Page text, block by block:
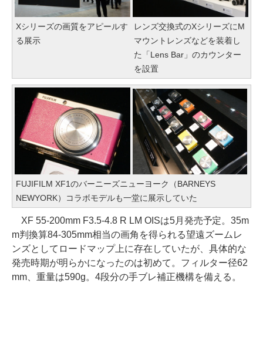
Xシリーズの画質をアピールす
る展示
レンズ交換式のXシリーズにM
マウントレンズなどを装着し
た「Lens Bar」のカウンター
を設置
FUJIFILM XF1のバーニーズニューヨーク（BARNEYS
NEWYORK）コラボモデルも一堂に展示していた
XF 55-200mm F3.5-4.8 R LM OISは5月発売予定。35m
m判換算84-305mm相当の画角を得られる望遠ズームレ
ンズとしてロードマップ上に存在していたが、具体的な
発売時期が明らかになったのは初めて。フィルター径62
mm、重量は590g。4段分の手ブレ補正機構を備える。